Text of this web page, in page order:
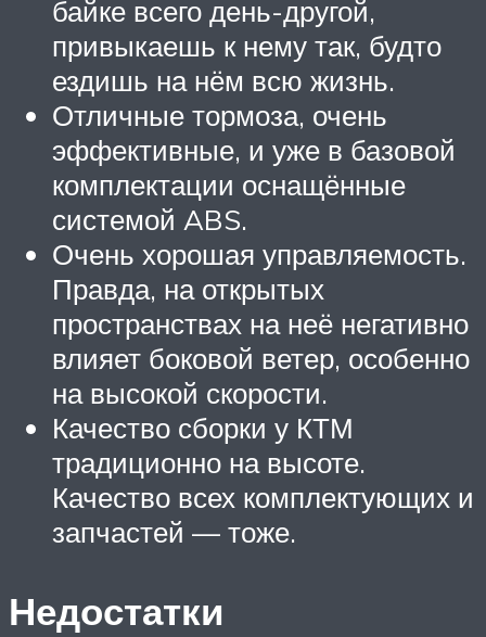
байке всего день-другой,
привыкаешь к нему так, будто
ездишь на нём всю жизнь.
Отличные тормоза, очень
эффективные, и уже в базовой
комплектации оснащённые
системой ABS.
Очень хорошая управляемость.
Правда, на открытых
пространствах на неё негативно
влияет боковой ветер, особенно
на высокой скорости.
Качество сборки у КТМ
традиционно на высоте.
Качество всех комплектующих и
запчастей — тоже.
Недостатки